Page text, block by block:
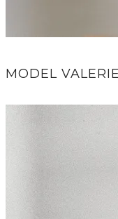
MODEL